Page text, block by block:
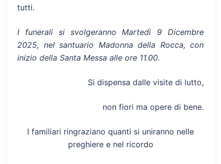
tutti.
I funerali si svolgeranno Martedì 9 Dicembre
2025, nel santuario Madonna della Rocca, con
inizio della Santa Messa alle ore 11.00.
Si dispensa dalle visite di lutto,
non fiori ma opere di bene.
I familiari ringraziano quanti si uniranno nelle
preghiere e nel ricordo